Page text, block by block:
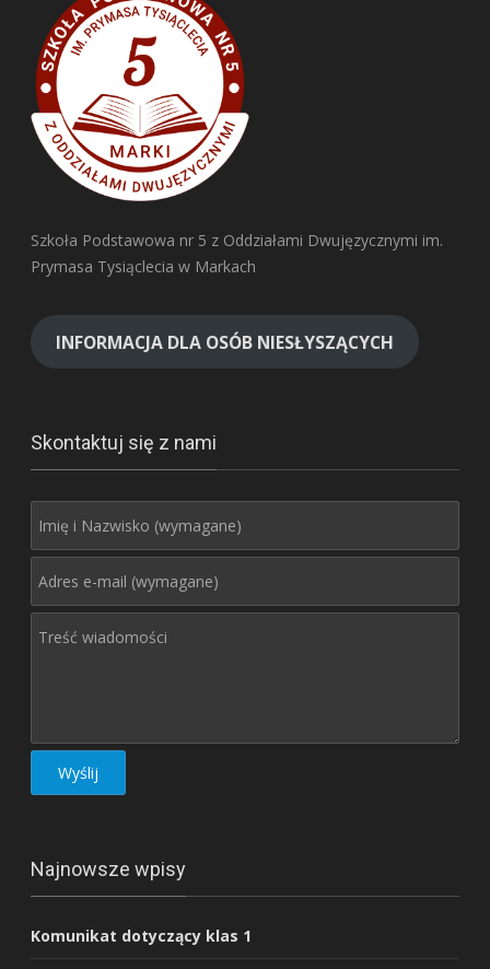
Szkoła Podstawowa nr 5 z Oddziałami Dwujęzycznymi im.
Prymasa Tysiąclecia w Markach
INFORMACJA DLA OSÓB NIESŁYSZĄCYCH
Skontaktuj się z nami
Najnowsze wpisy
Komunikat dotyczący klas 1